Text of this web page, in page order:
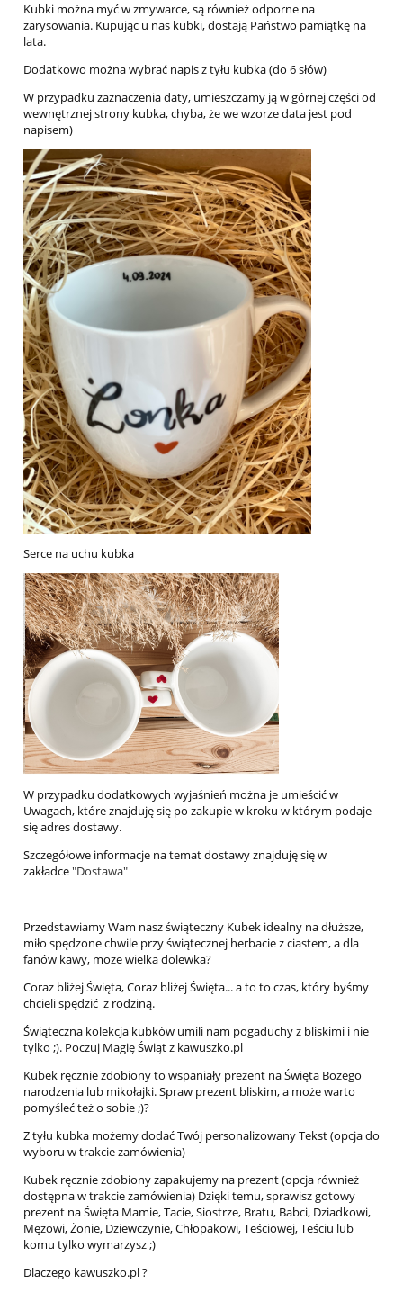
Kubki można myć w zmywarce, są również odporne na
zarysowania. Kupując u nas kubki, dostają Państwo pamiątkę na
lata.
Dodatkowo można wybrać napis z tyłu kubka (do 6 słów)
W przypadku zaznaczenia daty, umieszczamy ją w górnej części od
wewnętrznej strony kubka, chyba, że we wzorze data jest pod
napisem)
Serce na uchu kubka
W przypadku dodatkowych wyjaśnień można je umieścić w
Uwagach, które znajduję się po zakupie w kroku w którym podaje
się adres dostawy.
Szczegółowe informacje na temat dostawy znajduję się w
zakładce"Dostawa"
Przedstawiamy Wam nasz świąteczny Kubek idealny na dłuższe,
miło spędzone chwile przy świątecznej herbacie z ciastem, a dla
fanów kawy, może wielka dolewka?
Coraz bliżej Święta, Coraz bliżej Święta... a to to czas, który byśmy
chcieli spędzić z rodziną.
Świąteczna kolekcja kubków umili nam pogaduchy z bliskimi i nie
tylko ;). Poczuj Magię Świąt z kawuszko.pl
Kubek ręcznie zdobiony to wspaniały prezent na Święta Bożego
narodzenia lub mikołajki. Spraw prezent bliskim, a może warto
pomyśleć też o sobie ;)?
Z tyłu kubka możemy dodać Twój personalizowany Tekst (opcja do
wyboru w trakcie zamówienia)
Kubek ręcznie zdobiony zapakujemy na prezent (opcja również
dostępna w trakcie zamówienia) Dzięki temu, sprawisz gotowy
prezent na Święta Mamie, Tacie, Siostrze, Bratu, Babci, Dziadkowi,
Mężowi, Żonie, Dziewczynie, Chłopakowi, Teściowej, Teściu lub
komu tylko wymarzysz ;)
Dlaczego kawuszko.pl ?